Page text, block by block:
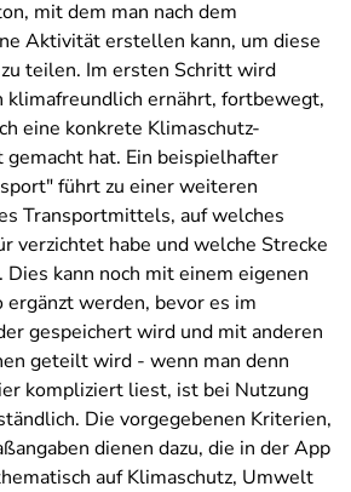
mit dem man nach dem
Aktivität erstellen kann, um diese
teilen. Im ersten Schritt wird
klimafreundlich ernährt, fortbewegt,
eine konkrete Klimaschutz-
hat. Ein beispielhafter
führt zu einer weiteren
Transportmittels, auf welches
verzichtet habe und welche Strecke
kann noch mit einem eigenen
werden, bevor es im
gespeichert wird und mit anderen
geteilt wird - wenn man denn
kompliziert liest, ist bei Nutzung
Die vorgegebenen Kriterien,
dienen dazu, die in der App
auf Klimaschutz, Umwelt